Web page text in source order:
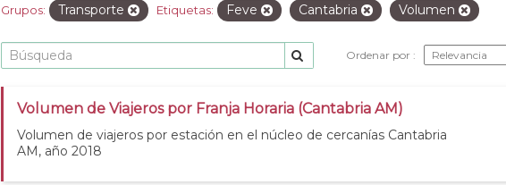
Grupos: Transporte Etiquetas: Feve Cantabria Volumen
Ordenar por
Volumen de Viajeros por Franja Horaria (Cantabria AM)
Volumen de viajeros por estación en el núcleo de cercanías Cantabria
AM, año 2018